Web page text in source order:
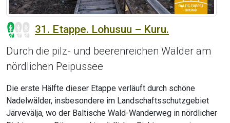
31. Etappe. Lohusuu – Kuru.
Durch die pilz- und beerenreichen Wälder am
nördlichen Peipussee
Die erste Hälfte dieser Etappe verläuft durch schöne
Nadelwälder, insbesondere im Landschaftsschutzgebiet
Järvevälja, wo der Baltische Wald-Wanderweg in nördlicher